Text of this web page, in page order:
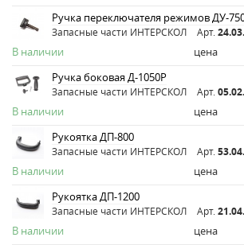
Ручка переключателя режимов ДУ-
Запасные части ИНТЕРСКОЛ Арт.
В наличии цена
Ручка боковая Д-1050Р
Запасные части ИНТЕРСКОЛ Арт.
В наличии цена
Рукоятка ДП-800
Запасные части ИНТЕРСКОЛ Арт.
В наличии цена
Рукоятка ДП-1200
Запасные части ИНТЕРСКОЛ Арт.
В наличии цена